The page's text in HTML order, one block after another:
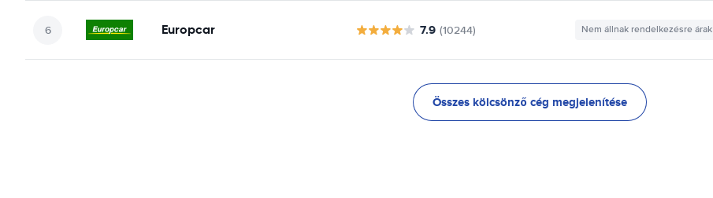
Europcar 7.9 (10244) Nem állnak rendelkezésre árak
Összes kölcsönző cég megjelenítése